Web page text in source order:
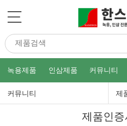
녹용제품 인삼제품 커뮤니티
커뮤니티 제
제품인증